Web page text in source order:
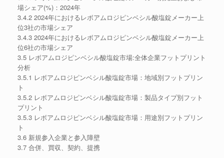
場シェア(%)：2024年
3.4.2 2024年におけるレボアムロジピンベシル酸塩錠メーカー上
位3社の市場シェア
3.4.3 2024年におけるレボアムロジピンベシル酸塩錠メーカー上
位6社の市場シェア
3.5 レボアムロジピンベシル酸塩錠市場:全体企業フットプリント
分析
3.5.1 レボアムロジピンベシル酸塩錠市場：地域別フットプリン
ト
3.5.2 レボアムロジピンベシル酸塩錠市場：製品タイプ別フット
プリント
3.5.3 レボアムロジピンベシル酸塩錠市場：用途別フットプリン
ト
3.6 新規参入企業と参入障壁
3.7 合併、買収、契約、提携